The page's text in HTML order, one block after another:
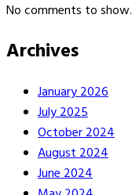
No comments to show.
Archives
January 2026
July 2025
October 2024
August 2024
June 2024